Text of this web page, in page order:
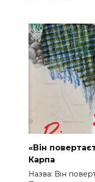
«Він
Карпа
Назва: Він